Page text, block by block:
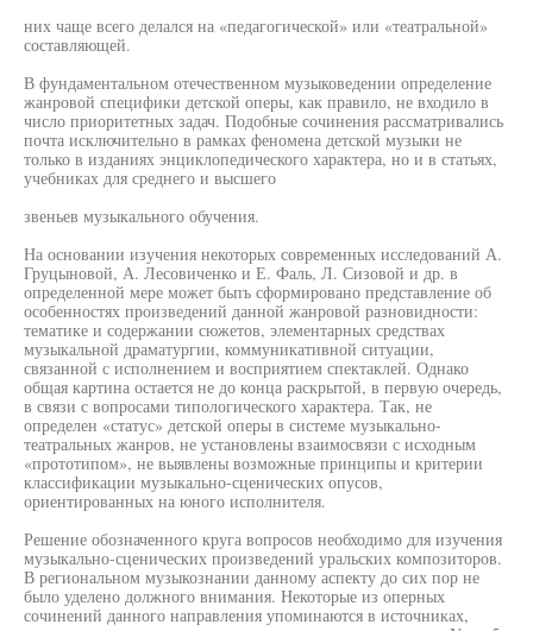
них чаще всего делался на «педагогической» или «театральной»
составляющей.
В фундаментальном отечественном музыковедении определение
жанровой специфики детской оперы, как правило, не входило в
число приоритетных задач. Подобные сочинения рассматривались
почта исключительно в рамках феномена детской музыки не
только в изданиях энциклопедического характера, но и в статьях,
учебниках для среднего и высшего
звеньев музыкального обучения.
На основании изучения некоторых современных исследований А.
Груцыновой, А. Лесовиченко и Е. Фаль, Л. Сизовой и др. в
определенной мере может бьпъ сформировано представление об
особенностях произведений данной жанровой разновидности:
тематике и содержании сюжетов, элементарных средствах
музыкальной драматургии, коммуникативной ситуации,
связанной с исполнением и восприятием спектаклей. Однако
общая картина остается не до конца раскрытой, в первую очередь,
в связи с вопросами типологического характера. Так, не
определен «статус» детской оперы в системе музыкально-
театральных жанров, не установлены взаимосвязи с исходным
«прототипом», не выявлены возможные принципы и критерии
классификации музыкально-сценических опусов,
ориентированных на юного исполнителя.
Решение обозначенного круга вопросов необходимо для изучения
музыкально-сценических произведений уральских композиторов.
В региональном музыкознании данному аспекту до сих пор не
было уделено должного внимания. Некоторые из оперных
сочинений данного направления упоминаются в источниках,